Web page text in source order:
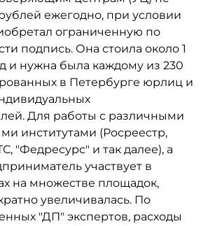
ежегодно, при условии
ограниченную по
подпись. Она стоила около 1
и нужна была каждому из 230
в Петербурге юрлиц и
Для работы с различными
институтами (Росреестр,
"Федресурс" и так далее), а
участвует в
на множестве площадок,
увеличивалась. По
"ДП" экспертов, расходы